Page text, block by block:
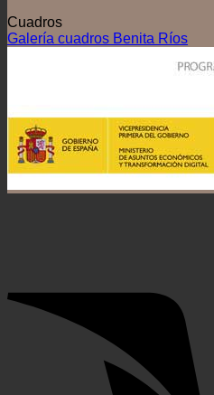
Cuadros
Galería cuadros Benita Ríos